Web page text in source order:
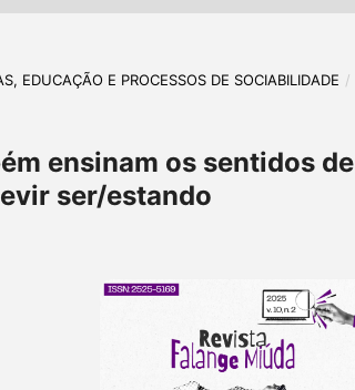
EDUCAÇÃO E PROCESSOS DE SOCIABILIDADE /
ensinam os sentidos de
ser/estando